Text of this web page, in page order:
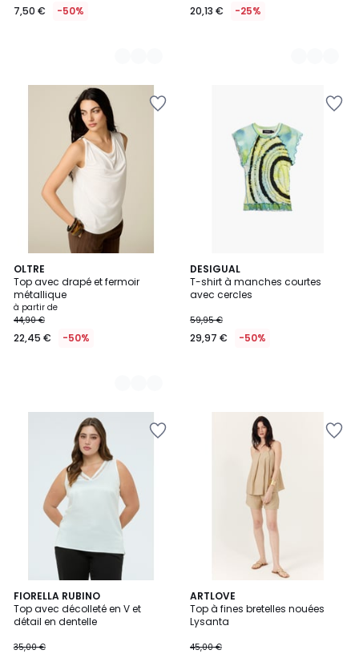
7,50 € -50% 20,13 € -25%
OLTRE
Top avec drapé et fermoir
métallique
à partir de
44,90 €
22,45 € -50%
3
Couleurs
DESIGUAL
T-shirt à manches courtes
avec cercles
59,95 €
29,97 € -50%
FIORELLA RUBINO
Top avec décolleté en V et
détail en dentelle
35,00 €
5
Couleurs
ARTLOVE
Top à fines bretelles nouées
Lysanta
45,00 €
2
Couleurs